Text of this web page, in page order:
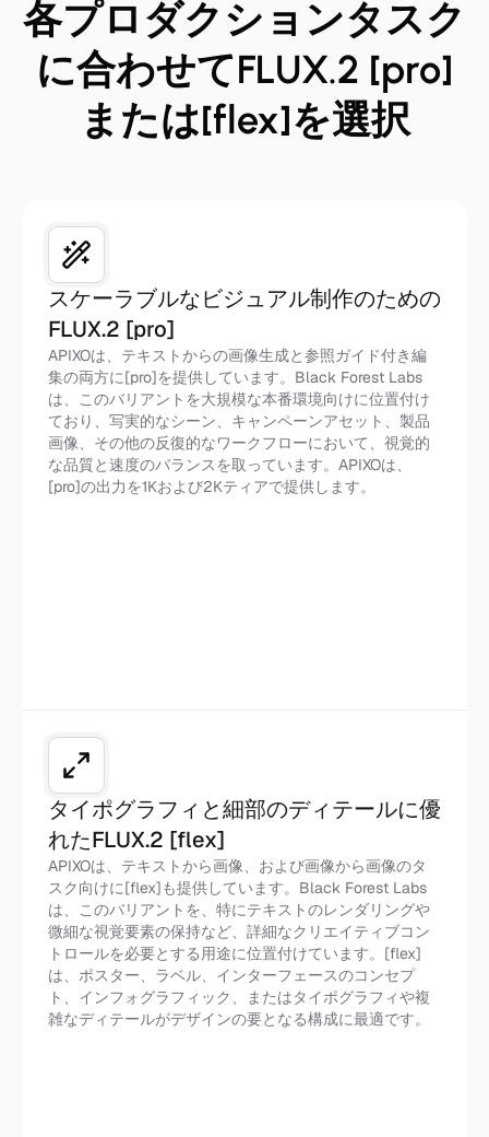
各プロダクションタスク
に合わせてFLUX.2 [pro]
または[flex]を選択
スケーラブルなビジュアル制作のための
FLUX.2 [pro]
APIXOは、テキストからの画像生成と参照ガイド付き編
集の両方に[pro]を提供しています。Black Forest Labs
は、このバリアントを大規模な本番環境向けに位置付け
ており、写実的なシーン、キャンペーンアセット、製品
画像、その他の反復的なワークフローにおいて、視覚的
な品質と速度のバランスを取っています。APIXOは、
[pro]の出力を1Kおよび2Kティアで提供します。
タイポグラフィと細部のディテールに優
れたFLUX.2 [flex]
APIXOは、テキストから画像、および画像から画像のタ
スク向けに[flex]も提供しています。Black Forest Labs
は、このバリアントを、特にテキストのレンダリングや
微細な視覚要素の保持など、詳細なクリエイティブコン
トロールを必要とする用途に位置付けています。[flex]
は、ポスター、ラベル、インターフェースのコンセプ
ト、インフォグラフィック、またはタイポグラフィや複
雑なディテールがデザインの要となる構成に最適です。